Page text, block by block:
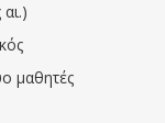
μαθητές